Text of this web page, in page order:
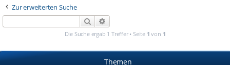
Zur erweiterten Suche
Suche
Die Suche ergab 1 Treffer • Seite 1 von 1
Themen